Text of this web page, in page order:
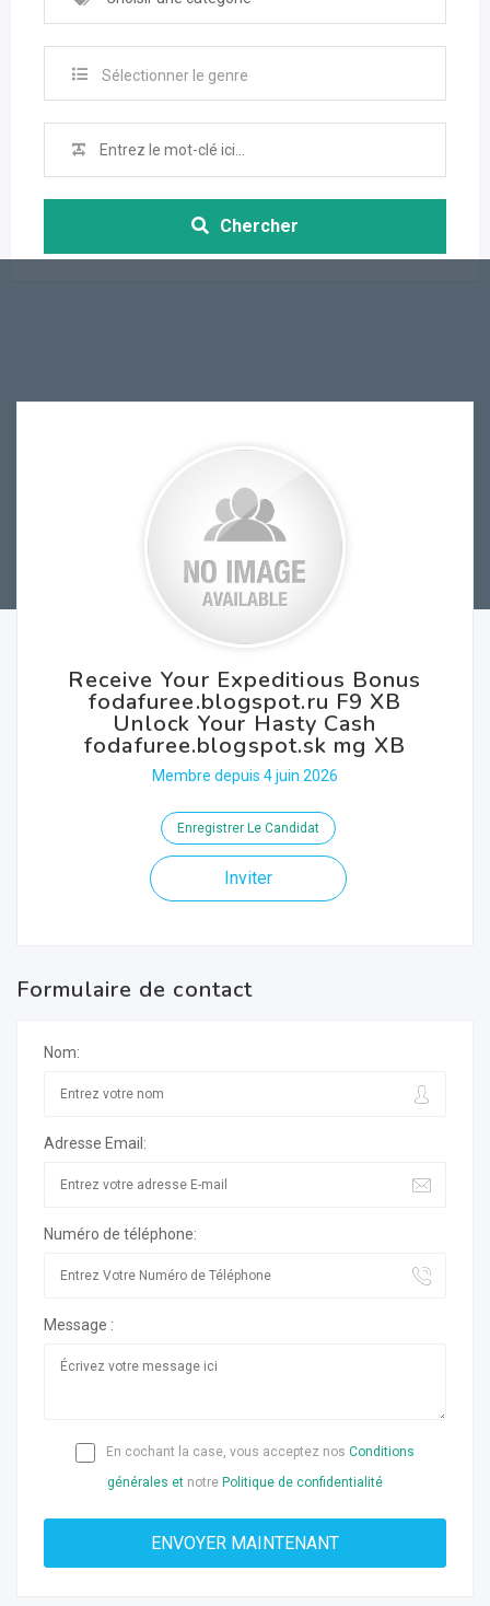
Sélectionner le genre
Chercher
Receive Your Expeditious Bonus
fodafuree.blogspot.ru F9 XB
Unlock Your Hasty Cash
fodafuree.blogspot.sk mg XB
Membre depuis 4 juin 2026
Enregistrer Le Candidat
Inviter
Formulaire de contact
Nom:
Adresse Email:
Numéro de téléphone:
Message :
En cochant la case, vous acceptez nos Conditions
générales et notre Politique de confidentialité